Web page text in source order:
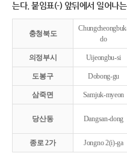
는다. 붙임표(-) 앞뒤에서 일어나
충청북도
do
의정부시 Uijeongbu-si
도봉구 Dobong-gu
삼죽면 Samjuk-myeon
당산동 Dangsan-dong
종로 2가 Jongno 2(i)-ga